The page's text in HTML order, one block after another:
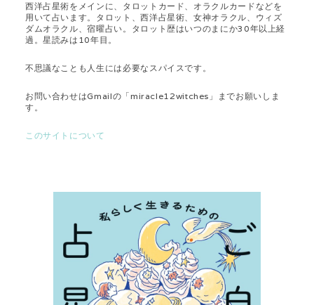
西洋占星術をメインに、タロットカード、オラクルカードなどを
用いて占います。タロット、西洋占星術、女神オラクル、ウィズ
ダムオラクル、宿曜占い。タロット歴はいつのまにか30年以上経
過。星読みは10年目。
不思議なことも人生には必要なスパイスです。
お問い合わせはGmailの「miracle12witches」までお願いしま
す。
このサイトについて